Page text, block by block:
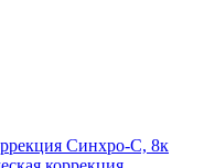
Синхро-С, 8к